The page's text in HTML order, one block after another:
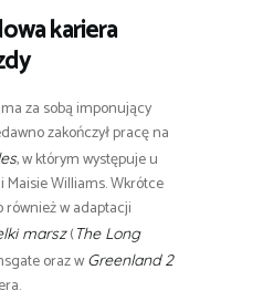
kariera
za sobą imponujący
zakończył pracę na
, w którym występuje u
Maisie Williams. Wkrótce
również w adaptacji
marsz( The Long
oraz w Greenland 2